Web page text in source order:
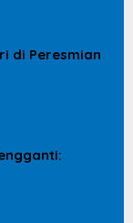
di Peresmian